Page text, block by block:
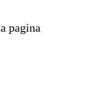
pagina